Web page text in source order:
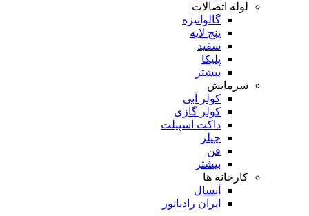
لوله اتصالات
گالوانیزه
پنج لایه
سفید
پلیکا
بیشتر
سرمایش
کولر آبی
کولر گازی
داکت اسپیلت
چیلر
فن
بیشتر
کارخانه ها
آبسال
ایران رادیاتور